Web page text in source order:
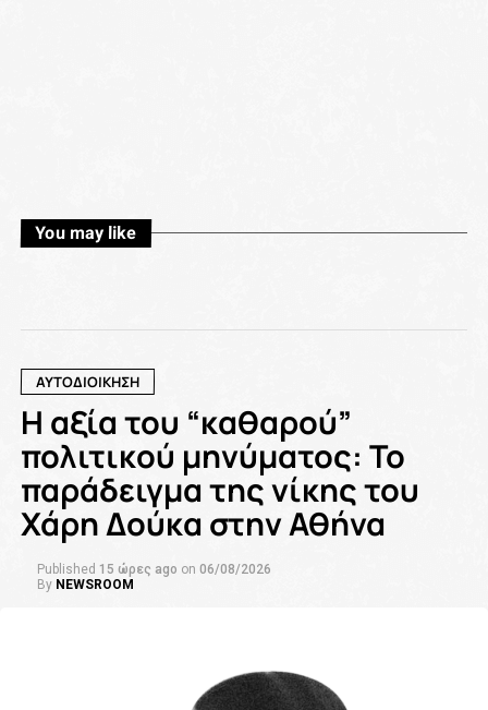
You may like
ΑΥΤΟΔΙΟΙΚΗΣΗ
Η αξία του “καθαρού”
πολιτικού μηνύματος: Το
παράδειγμα της νίκης του
Χάρη Δούκα στην Αθήνα
Published 15 ώρες ago on 06/08/2026
By NEWSROOM